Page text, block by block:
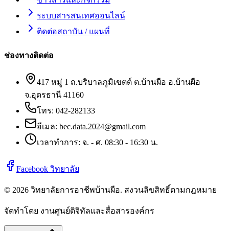
ระบบสารสนเทศออนไลน์
ติดต่อสถาบัน / แผนที่
ช่องทางติดต่อ
417 หมู่ 1 ถ.บริบาลภูมิเขตต์ ต.บ้านผือ อ.บ้านผือ
จ.อุดรธานี 41160
โทร: 042-282133
อีเมล: bec.data.2024@gmail.com
เวลาทำการ: จ. - ศ. 08:30 - 16:30 น.
Facebook วิทยาลัย
© 2026 วิทยาลัยการอาชีพบ้านผือ. สงวนลิขสิทธิ์ตามกฎหมาย
จัดทำโดย งานศูนย์ดิจิทัลและสื่อสารองค์กร